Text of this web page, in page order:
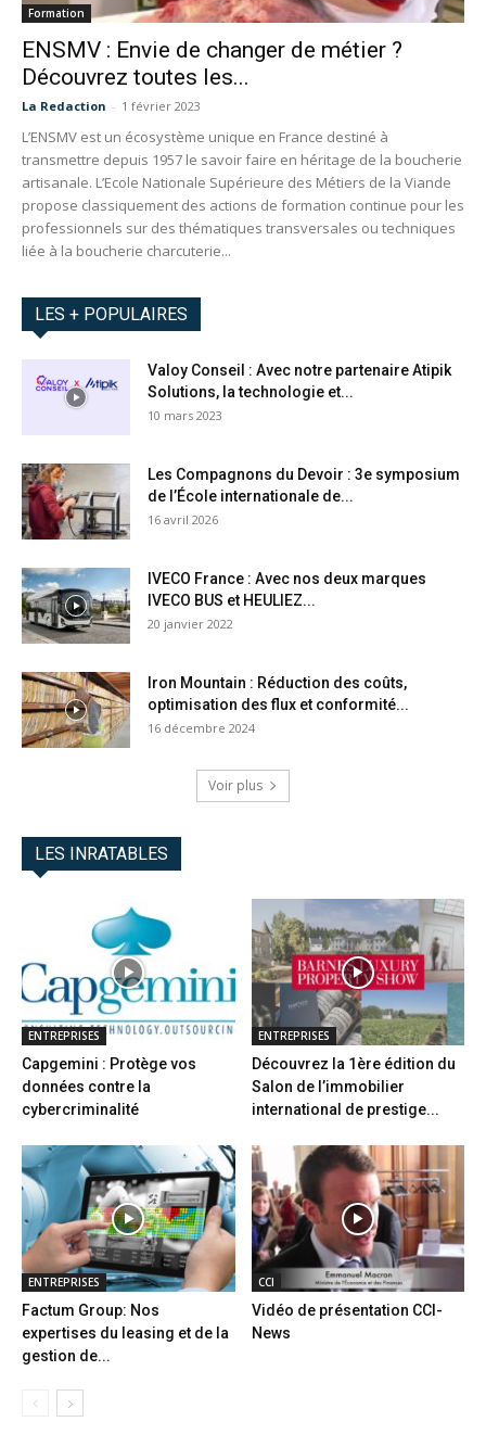
Formation
ENSMV : Envie de changer de métier ?
Découvrez toutes les...
La Redaction - 1 février 2023
L’ENSMV est un écosystème unique en France destiné à
transmettre depuis 1957 le savoir faire en héritage de la boucherie
artisanale. L’Ecole Nationale Supérieure des Métiers de la Viande
propose classiquement des actions de formation continue pour les
professionnels sur des thématiques transversales ou techniques
liée à la boucherie charcuterie...
LES + POPULAIRES
Valoy Conseil : Avec notre partenaire Atipik
Solutions, la technologie et...
10 mars 2023
Les Compagnons du Devoir : 3e symposium
de l’École internationale de...
16 avril 2026
IVECO France : Avec nos deux marques
IVECO BUS et HEULIEZ...
20 janvier 2022
Iron Mountain : Réduction des coûts,
optimisation des flux et conformité...
16 décembre 2024
Voir plus
LES INRATABLES
ENTREPRISES
Capgemini : Protège vos
données contre la
cybercriminalité
ENTREPRISES
Découvrez la 1ère édition du
Salon de l’immobilier
international de prestige...
ENTREPRISES
Factum Group: Nos
expertises du leasing et de la
gestion de...
CCI
Vidéo de présentation CCI-
News